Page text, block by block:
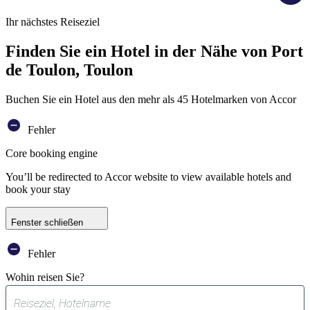
Ihr nächstes Reiseziel
Finden Sie ein Hotel in der Nähe von Port
de Toulon, Toulon
Buchen Sie ein Hotel aus den mehr als 45 Hotelmarken von Accor
Fehler
Core booking engine
You’ll be redirected to Accor website to view available hotels and
book your stay
Fenster schließen
Fehler
Wohin reisen Sie?